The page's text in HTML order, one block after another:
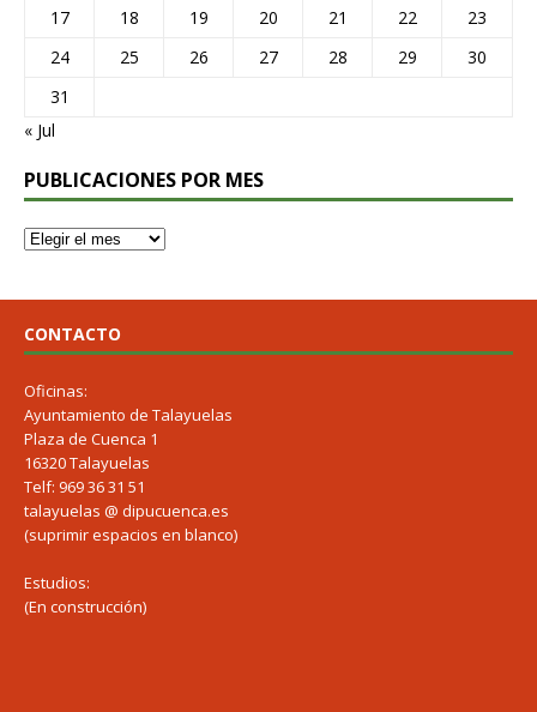
17
18 19 20 21 22
23
24
25 26 27 28 29
30
31
« Jul
PUBLICACIONES POR MES
CONTACTO
Oficinas:
Ayuntamiento de Talayuelas
Plaza de Cuenca 1
16320 Talayuelas
Telf: 969 36 31 51
talayuelas @ dipucuenca.es
(suprimir espacios en blanco)
Estudios:
(En construcción)